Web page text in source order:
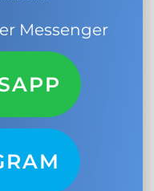
Messenger